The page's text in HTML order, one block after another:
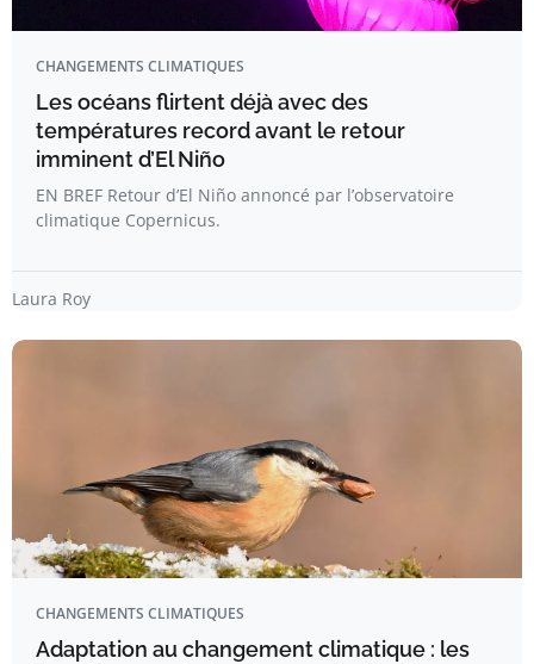
CHANGEMENTS CLIMATIQUES
Les océans flirtent déjà avec des
températures record avant le retour
imminent d’El Niño
EN BREF Retour d’El Niño annoncé par l’observatoire
climatique Copernicus.
Laura Roy
CHANGEMENTS CLIMATIQUES
Adaptation au changement climatique : les